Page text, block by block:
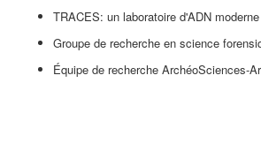
TRACES: un laboratoire d'ADN
Groupe de recherche en science
Équipe de recherche ArchéoSciences-